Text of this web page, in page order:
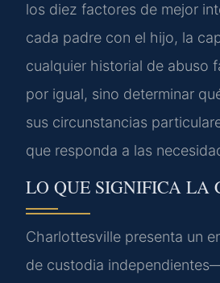
los diez factores de mejor
cada padre con el hijo, la
cualquier historial de abuso
por igual, sino determinar
sus circunstancias
que responda a las
LO QUE SIGNIFICA LA
Charlottesville presenta un
de custodia